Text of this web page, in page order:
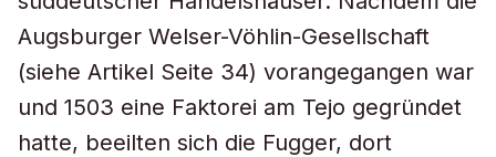
Augsburger Welser-Vöhlin-Gesellschaft
(siehe Artikel Seite 34) vorangegangen war
und 1503 eine Faktorei am Tejo gegründet
hatte, beeilten sich die Fugger, dort